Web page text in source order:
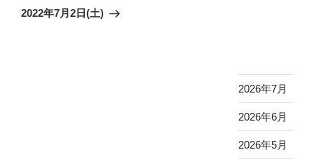
ゲ
の
2022年7月2日(土)
2026年7月
2026年6月
2026年5月